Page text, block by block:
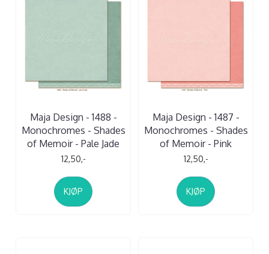
Maja Design - 1488 -
Monochromes - Shades
of Memoir - Pale Jade
12,50,-
KJØP
Maja Design - 1487 -
Monochromes - Shades
of Memoir - Pink
12,50,-
KJØP